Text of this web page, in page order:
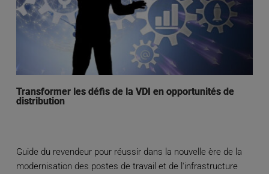
Transformer les défis de la VDI en opportunités de
distribution
Guide du revendeur pour réussir dans la nouvelle ère de la
modernisation des postes de travail et de l'infrastructure